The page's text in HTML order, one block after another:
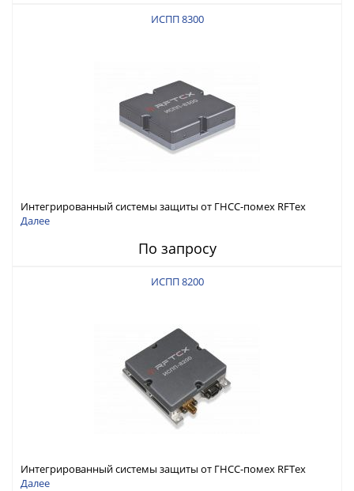
ИСПП 8300
Интегрированный системы защиты от ГНСС-помех RFТех
ИСПП 8300
Далее
По запросу
ИСПП 8200
Интегрированный системы защиты от ГНСС-помех RFТех
ИСПП 8200
Далее